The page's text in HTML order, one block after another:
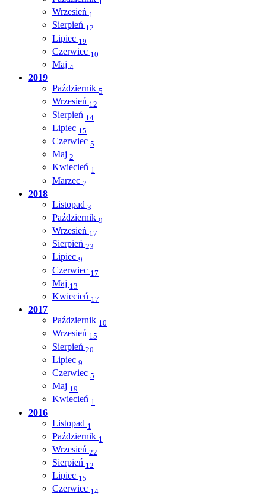
Wrzesień 1
Sierpień 12
Lipiec 19
Czerwiec 10
Maj 4
2019
Październik 5
Wrzesień 12
Sierpień 14
Lipiec 15
Czerwiec 5
Maj 2
Kwiecień 1
Marzec 2
2018
Listopad 3
Październik 9
Wrzesień 17
Sierpień 23
Lipiec 9
Czerwiec 17
Maj 13
Kwiecień 17
2017
Październik 10
Wrzesień 15
Sierpień 20
Lipiec 9
Czerwiec 5
Maj 19
Kwiecień 1
2016
Listopad 1
Październik 1
Wrzesień 22
Sierpień 12
Lipiec 15
Czerwiec 14